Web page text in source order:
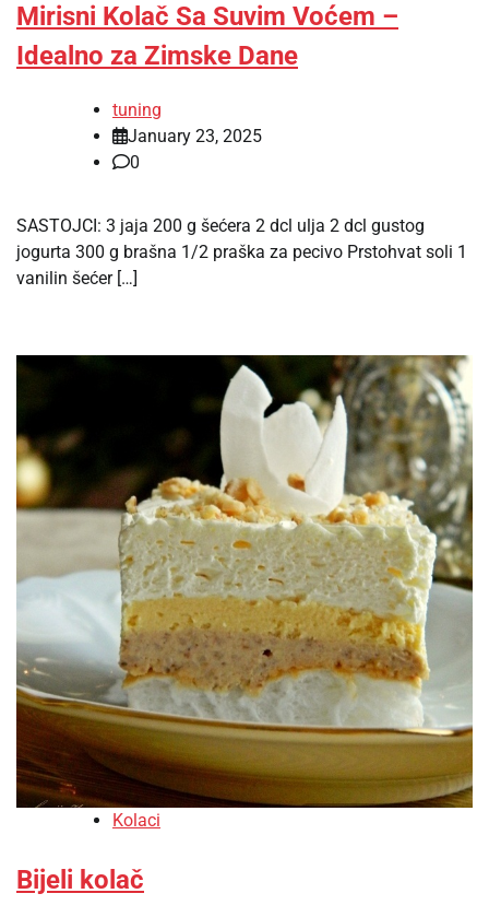
Mirisni Kolač Sa Suvim Voćem –
Idealno za Zimske Dane
tuning
January 23, 2025
0
SASTOJCI: 3 jaja 200 g šećera 2 dcl ulja 2 dcl gustog
jogurta 300 g brašna 1/2 praška za pecivo Prstohvat soli 1
vanilin šećer […]
Kolaci
Bijeli kolač